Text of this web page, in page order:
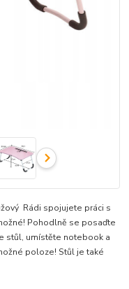
Rádi spojujete práci s
Pohodlně se posaďte
stůl, umístěte notebook a
poloze! Stůl je také